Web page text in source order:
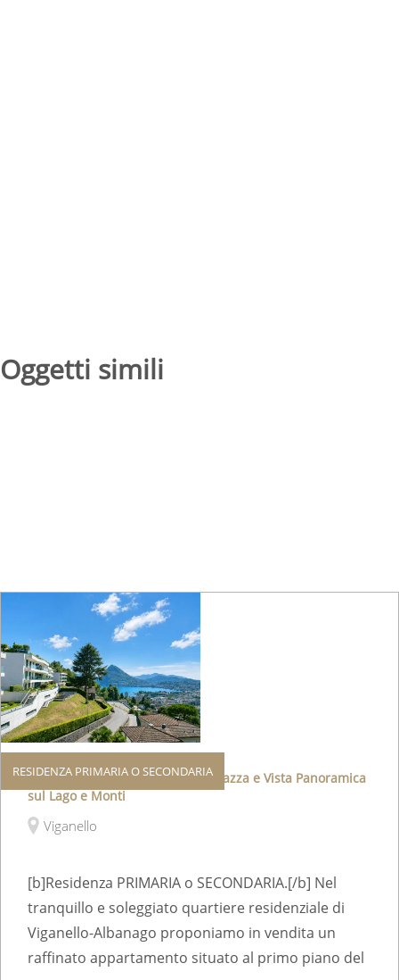
Oggetti simili
RESIDENZA PRIMARIA O SECONDARIA
Elegante Appartamento con Terrazza e Vista Panoramica
sul Lago e Monti
Viganello
[b]Residenza PRIMARIA o SECONDARIA.[/b] Nel
tranquillo e soleggiato quartiere residenziale di
Viganello-Albanago proponiamo in vendita un
raffinato appartamento situato al primo piano del